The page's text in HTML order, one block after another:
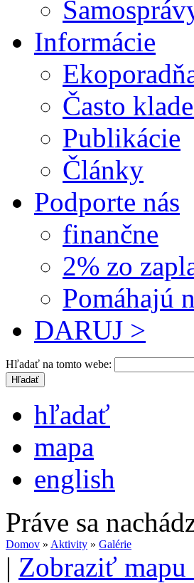
Informácie
Často
Publikácie
Články
Podporte nás
finančne
2% zo
Pomáhajú
DARUJ >
Hľadať na tomto webe:
hľadať
mapa
english
Práve sa
Domov » Aktivity » Galérie
| Zobraziť mapu